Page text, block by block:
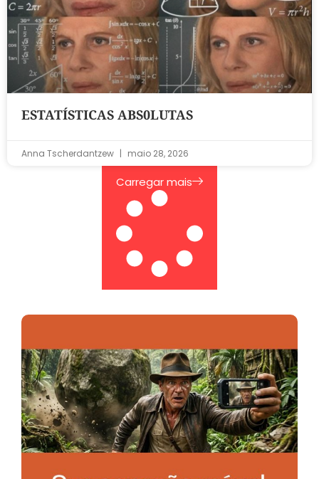
ESTATÍSTICAS ABS0LUTAS
Anna Tscherdantzew maio 28, 2026
Carregar mais